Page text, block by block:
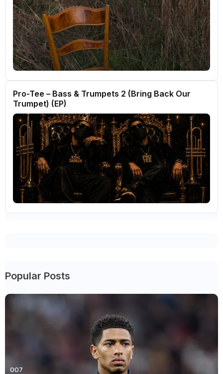
Pro-Tee – Bass & Trumpets 2 (Bring Back Our
Trumpet) (EP)
Popular Posts
007